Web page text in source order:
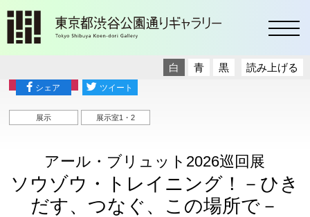
読み上げる
白 青 黒
シェア ツイート
展覧会
展示 展示室1・2
アール・ブリュット2026巡回展
ソウゾウ・トレイニング！－ひき
だす、つなぐ、この場所で－